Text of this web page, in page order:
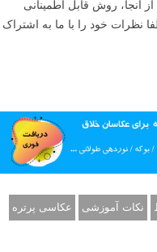
آنجا، روش قابل اطمینانی
نظرات خود را با ما به اشتراک
نکات آموزشی عکاسی پرتره